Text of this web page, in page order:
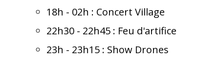
18h - 02h : Concert Village
22h30 - 22h45 : Feu d'artifice
23h - 23h15 : Show Drones